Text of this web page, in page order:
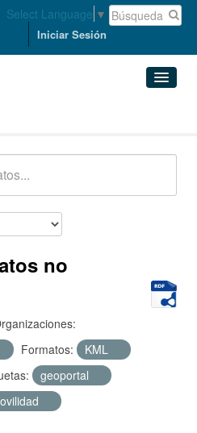
Select Language ▼
Iniciar Sesión
no
Formatos:
KML
geoportal